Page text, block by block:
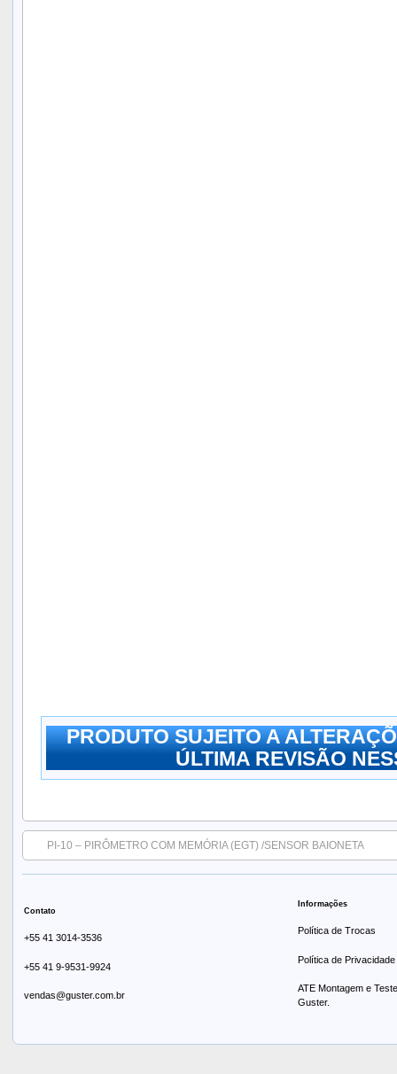
PRODUTO SUJEITO A
ÚLTIMA REVISÃO
PI-10 – PIRÔMETRO COM MEMÓRIA (EGT) /SENSOR BAIONETA
Contato
+55 41 3014-3536
+55 41 9-9531-9924
vendas@guster.com.br
Informações
Política de Trocas
Política de Privacidade
ATE Montagem e
Guster.